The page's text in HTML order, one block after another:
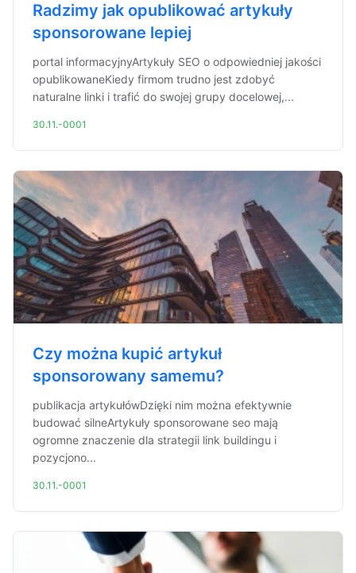
Radzimy jak opublikować artykuły
sponsorowane lepiej
portal informacyjnyArtykuły SEO o odpowiedniej jakości
opublikowaneKiedy firmom trudno jest zdobyć
naturalne linki i trafić do swojej grupy docelowej,...
30.11.-0001
Czy można kupić artykuł
sponsorowany samemu?
publikacja artykułówDzięki nim można efektywnie
budować silneArtykuły sponsorowane seo mają
ogromne znaczenie dla strategii link buildingu i
pozycjono...
30.11.-0001